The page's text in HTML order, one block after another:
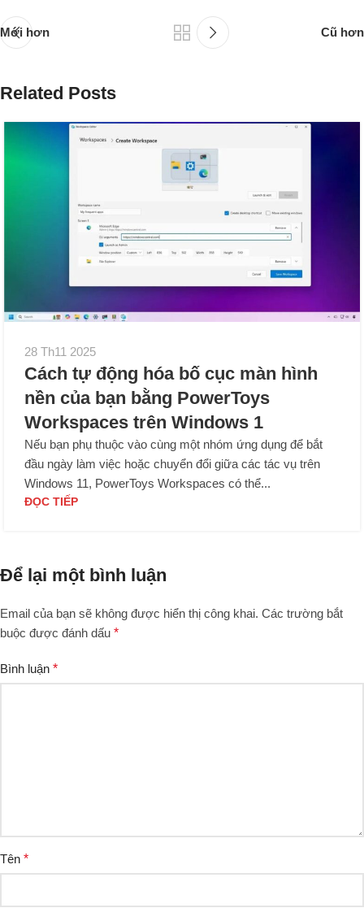
Mới hơn Cũ hơn
Related Posts
28 Th11 2025
Cách tự động hóa bố cục màn hình
nền của bạn bằng PowerToys
Workspaces trên Windows 1
Nếu bạn phụ thuộc vào cùng một nhóm ứng dụng để bắt
đầu ngày làm việc hoặc chuyển đổi giữa các tác vụ trên
Windows 11, PowerToys Workspaces có thể...
ĐỌC TIẾP
Để lại một bình luận
Email của bạn sẽ không được hiển thị công khai. Các trường bắt
buộc được đánh dấu *
Bình luận *
Tên *